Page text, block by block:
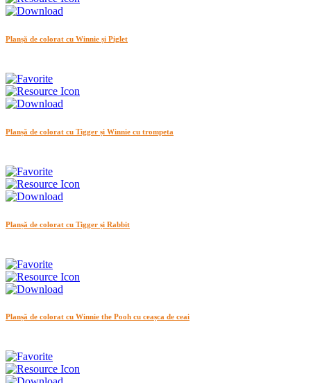
Planșă de colorat cu Winnie și Piglet
Planșă de colorat cu Tigger și Winnie cu trompeta
Planșă de colorat cu Tigger și Rabbit
Planșă de colorat cu Winnie the Pooh cu ceașca de ceai